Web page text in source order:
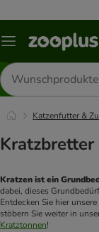
Menü
Produkte
suchen
Katzenfutter &
Kratzen ist ein
dabei, dieses
Entdecken Sie hier unsere
stöbern Sie weiter in
Kratztonnen!